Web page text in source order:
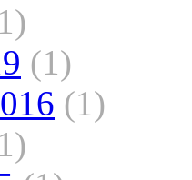
(1)
(1)